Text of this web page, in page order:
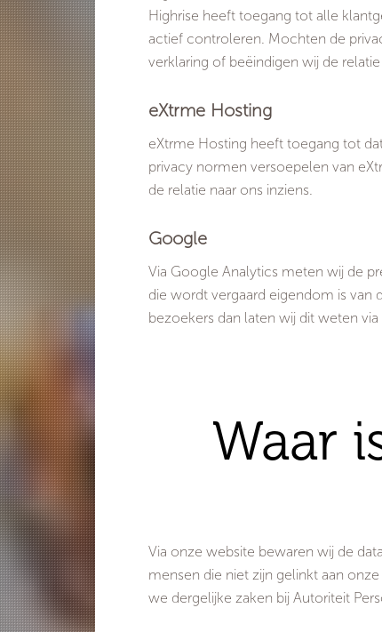
Highrise heeft toegang tot alle
actief controleren. Mochten de
verklaring of beëindigen wij de
eXtrme Hosting
eXtrme Hosting heeft toegang tot
privacy normen versoepelen van
de relatie naar ons inziens.
Google
Via Google Analytics meten wij de
die wordt vergaard eigendom is van
bezoekers dan laten wij dit weten
Waar
Via onze website bewaren wij de
mensen die niet zijn gelinkt aan
we dergelijke zaken bij Autoriteit